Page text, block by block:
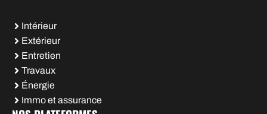
Intérieur
Extérieur
Entretien
Travaux
Énergie
Immo et assurance